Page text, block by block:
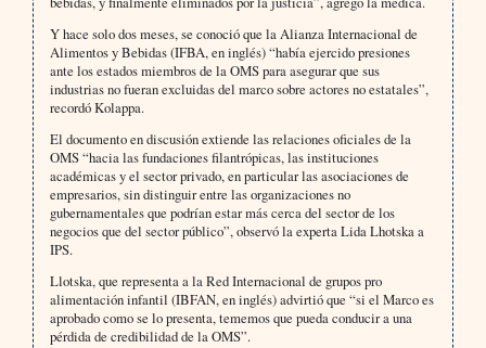
Y hace solo dos meses, se conoció que la Alianza Internacional de
Alimentos y Bebidas (IFBA, en inglés) “había ejercido presiones
ante los estados miembros de la OMS para asegurar que sus
industrias no fueran excluidas del marco sobre actores no estatales”,
recordó Kolappa.
El documento en discusión extiende las relaciones oficiales de la
OMS “hacia las fundaciones filantrópicas, las instituciones
académicas y el sector privado, en particular las asociaciones de
empresarios, sin distinguir entre las organizaciones no
gubernamentales que podrían estar más cerca del sector de los
negocios que del sector público”, observó la experta Lida Lhotska a
IPS.
Llotska, que representa a la Red Internacional de grupos pro
alimentación infantil (IBFAN, en inglés) advirtió que “si el Marco es
aprobado como se lo presenta, tememos que pueda conducir a una
pérdida de credibilidad de la OMS”.